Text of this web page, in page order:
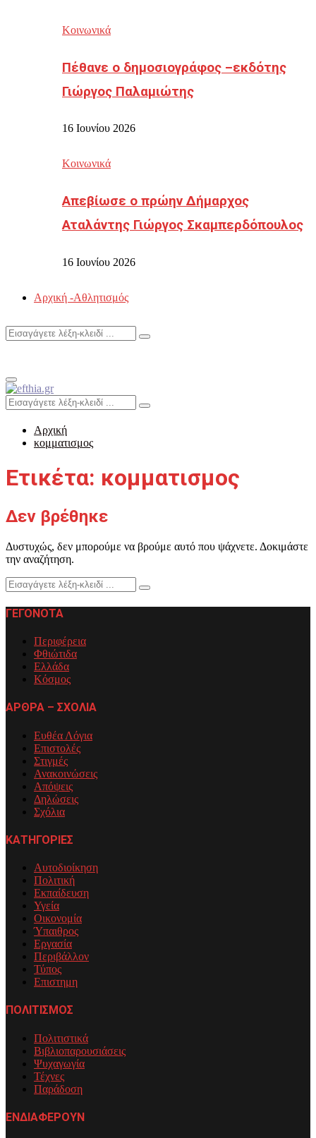
Κοινωνικά
Πέθανε ο δημοσιογράφος –εκδότης
Γιώργος Παλαμιώτης
16 Ιουνίου 2026
Κοινωνικά
Απεβίωσε ο πρώην Δήμαρχος
Αταλάντης Γιώργος Σκαμπερδόπουλος
16 Ιουνίου 2026
Αρχική -Αθλητισμός
Search
Search
Primary
Menu
Search
for:
Search
Αρχική
κομματισμος
Ετικέτα: κομματισμος
Δεν βρέθηκε
Δυστυχώς, δεν μπορούμε να βρούμε αυτό που ψάχνετε. Δοκιμάστε
την αναζήτηση.
Search
for:
Search
ΓΕΓΟΝΟΤΑ
Περιφέρεια
Φθιώτιδα
Ελλάδα
Κόσμος
ΑΡΘΡΑ – ΣΧΟΛΙΑ
Ευθέα Λόγια
Επιστολές
Στιγμές
Ανακοινώσεις
Απόψεις
Δηλώσεις
Σχόλια
ΚΑΤΗΓΟΡΙΕΣ
Αυτοδιοίκηση
Πολιτική
Εκπαίδευση
Υγεία
Οικονομία
Ύπαιθρος
Εργασία
Περιβάλλον
Τύπος
Επιστημη
ΠΟΛΙΤΙΣΜΟΣ
Πολιτιστικά
Βιβλιοπαρουσιάσεις
Ψυχαγωγία
Τέχνες
Παράδοση
ΕΝΔΙΑΦΕΡΟΥΝ